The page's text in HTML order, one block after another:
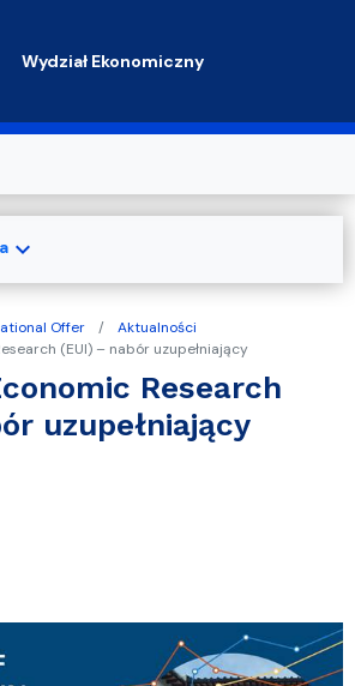
Wydział Ekonomiczny
Offer
Aktualności
(EUI) – nabór uzupełniający
Research
uzupełniający
expand_more